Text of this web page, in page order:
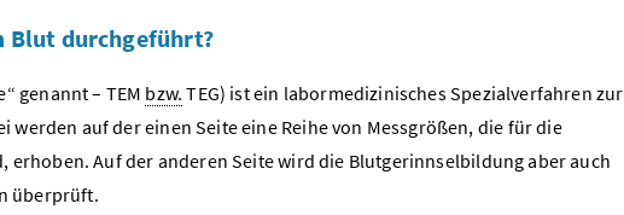
Blut durchgeführt?
genannt – TEM bzw. TEG) ist ein labormedizinisches Spezialverfahren zur
auf der einen Seite eine Reihe von Messgrößen, die für die
erhoben. Auf der anderen Seite wird die Blutgerinnselbildung aber auch
überprüft.